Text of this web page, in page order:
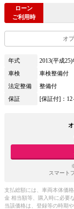
ローン
ご利用時
オ
年式 2013(平成25)
車検
車検整備付
法定整備
整備付
保証
[保証付]：
スマート
支払総額には、車両本体価
金 相当額等、購入時に必要
当該価格は、登録等の時期